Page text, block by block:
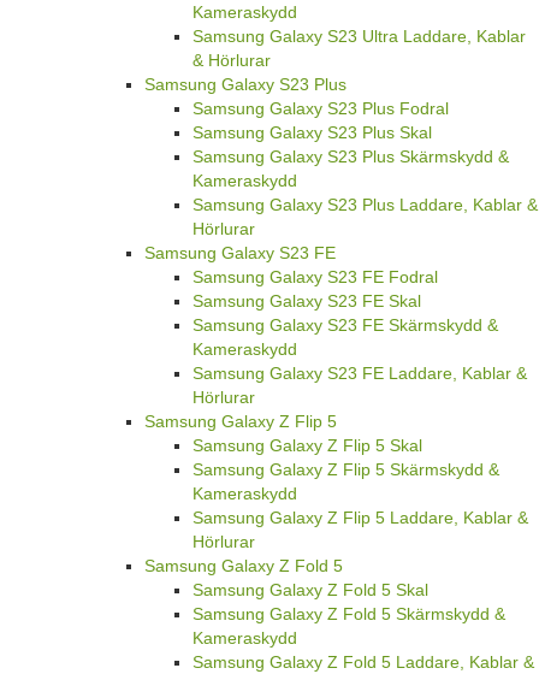
Kameraskydd
Samsung Galaxy S23 Ultra Laddare, Kablar
& Hörlurar
Samsung Galaxy S23 Plus
Samsung Galaxy S23 Plus Fodral
Samsung Galaxy S23 Plus Skal
Samsung Galaxy S23 Plus Skärmskydd &
Kameraskydd
Samsung Galaxy S23 Plus Laddare, Kablar &
Hörlurar
Samsung Galaxy S23 FE
Samsung Galaxy S23 FE Fodral
Samsung Galaxy S23 FE Skal
Samsung Galaxy S23 FE Skärmskydd &
Kameraskydd
Samsung Galaxy S23 FE Laddare, Kablar &
Hörlurar
Samsung Galaxy Z Flip 5
Samsung Galaxy Z Flip 5 Skal
Samsung Galaxy Z Flip 5 Skärmskydd &
Kameraskydd
Samsung Galaxy Z Flip 5 Laddare, Kablar &
Hörlurar
Samsung Galaxy Z Fold 5
Samsung Galaxy Z Fold 5 Skal
Samsung Galaxy Z Fold 5 Skärmskydd &
Kameraskydd
Samsung Galaxy Z Fold 5 Laddare, Kablar &